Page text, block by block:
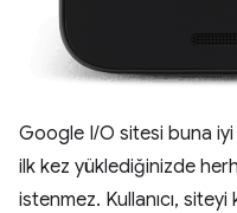
Google I/O sitesi buna
ilk kez yüklediğinizde
istenmez. Kullanıcı, siteyi